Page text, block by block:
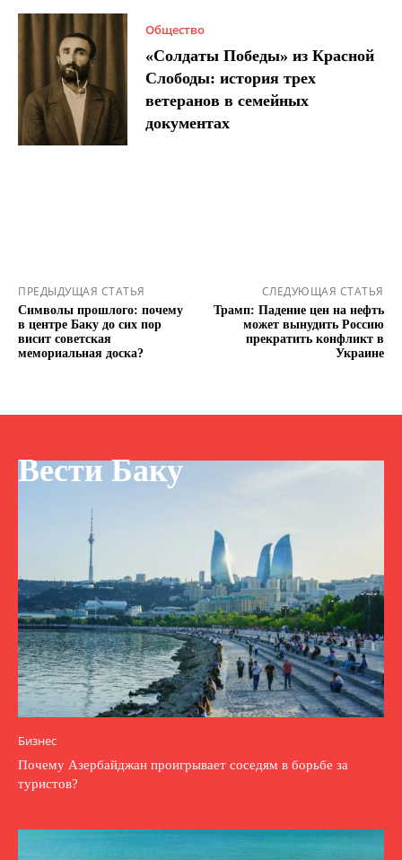
Общество
«Солдаты Победы» из Красной
Слободы: история трех
ветеранов в семейных
документах
ПРЕДЫДУЩАЯ СТАТЬЯ
Символы прошлого: почему
в центре Баку до сих пор
висит советская
мемориальная доска?
СЛЕДУЮЩАЯ СТАТЬЯ
Трамп: Падение цен на нефть
может вынудить Россию
прекратить конфликт в
Украине
Вести Баку
Бизнес
Почему Азербайджан проигрывает соседям в борьбе за
туристов?